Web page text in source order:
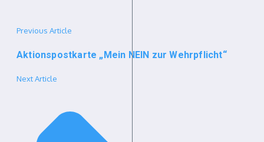
Previous Article
Aktionspostkarte „Mein NEIN zur Wehrpflicht“
Next Article